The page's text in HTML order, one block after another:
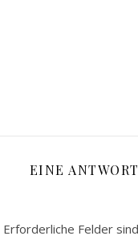
EINE
Erforderliche Felder